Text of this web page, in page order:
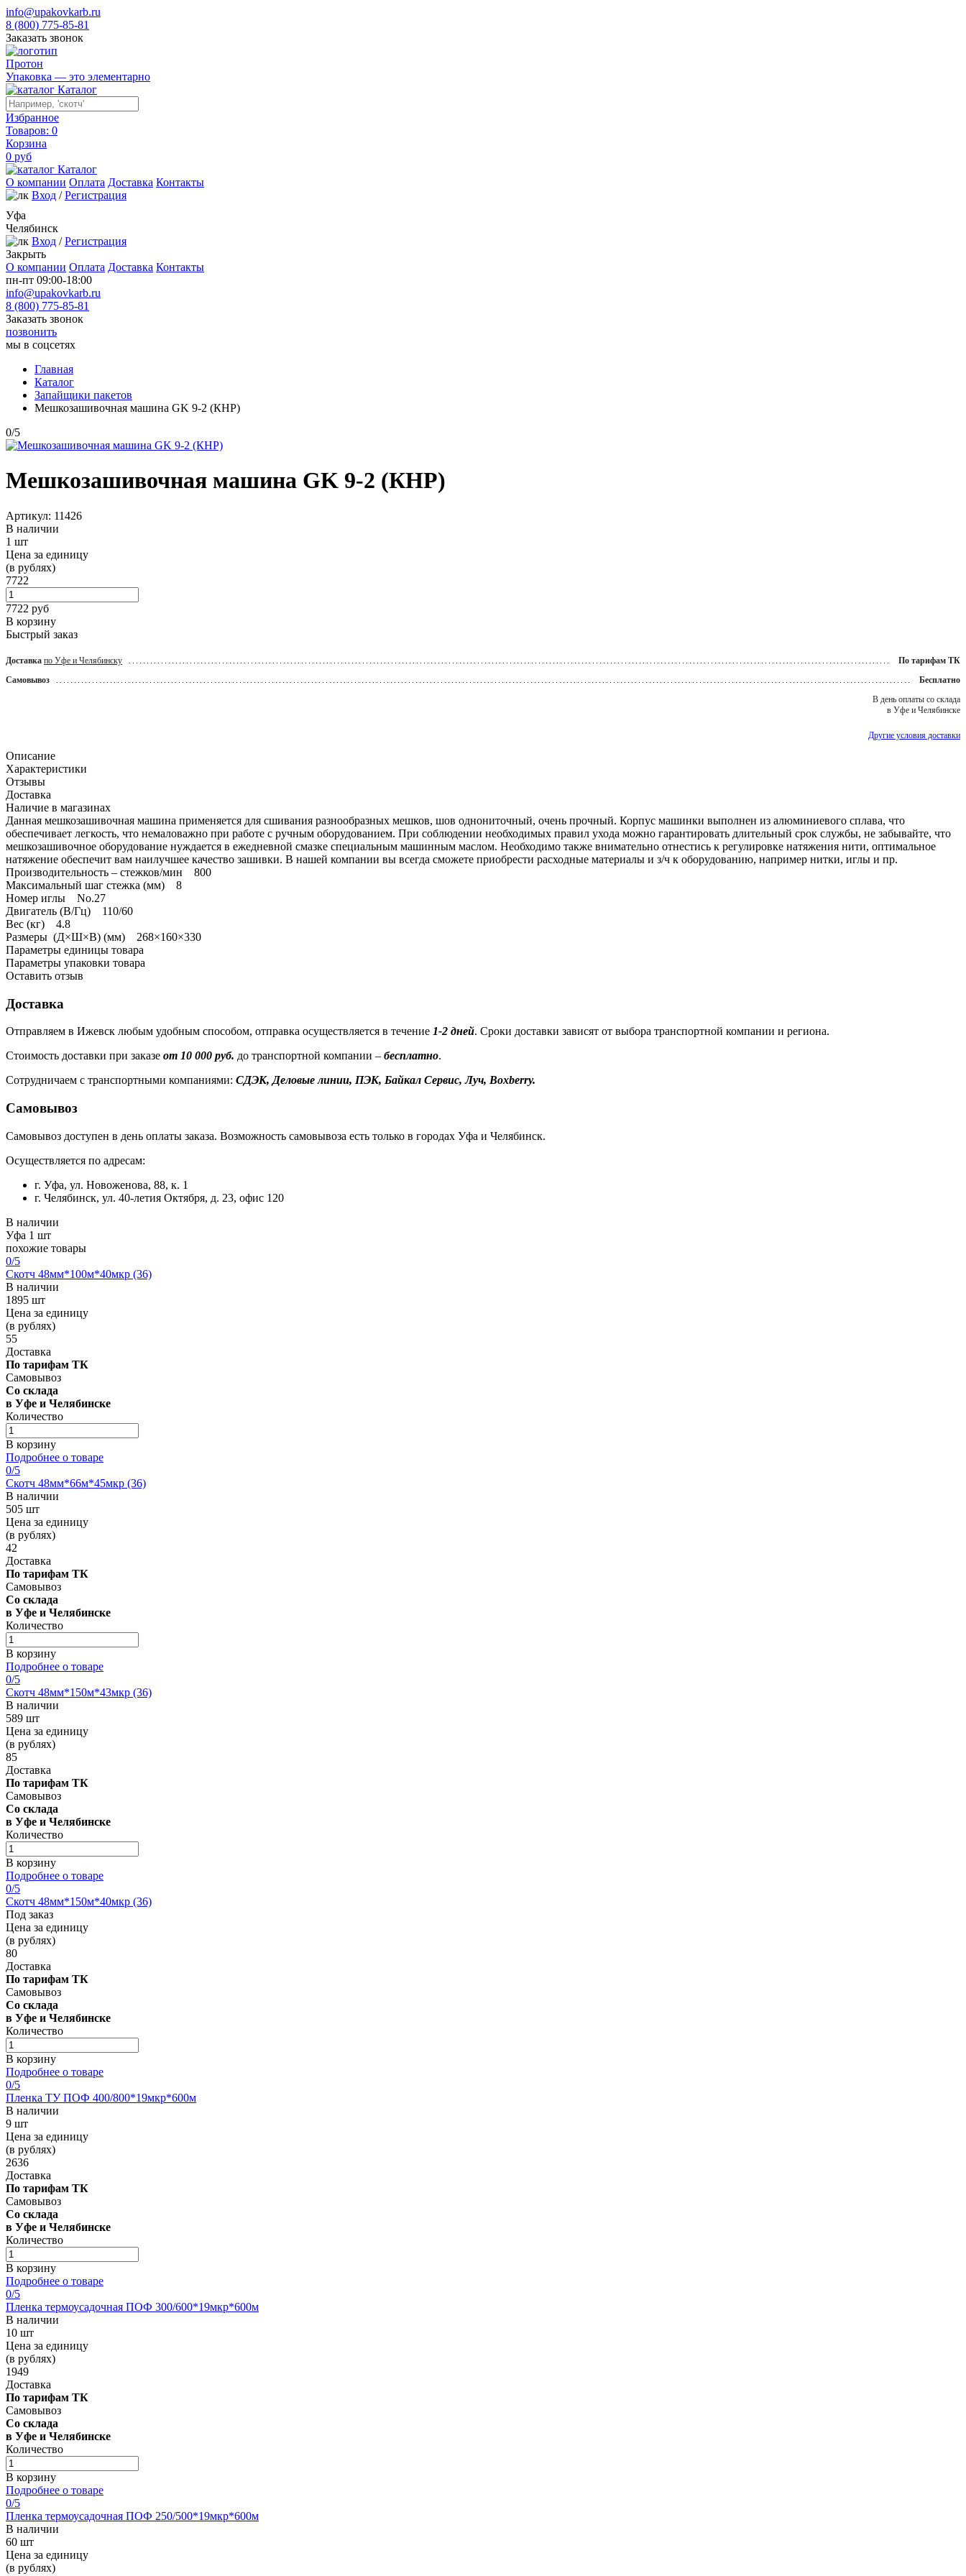
info@upakovkarb.ru
8 (800) 775-85-81
Заказать звонок
Протон
Упаковка — это элементарно
Каталог
Избранное
Товаров: 0
Корзина
0 руб
Каталог
О компании Оплата Доставка Контакты
Вход / Регистрация
Уфа
Челябинск
Вход / Регистрация
Закрыть
О компании Оплата Доставка Контакты
пн-пт 09:00-18:00
info@upakovkarb.ru
8 (800) 775-85-81
Заказать звонок
позвонить
мы в соцсетях
Главная
Каталог
Запайщики пакетов
Мешкозашивочная машина GK 9-2 (КНР)
0/5
Мешкозашивочная машина GK 9-2 (КНР)
Артикул: 11426
В наличии
1 шт
Цена за единицу
(в рублях)
7722
7722 руб
В корзину
Быстрый заказ
Доставка по Уфе и Челябинску
По тарифам ТК
Самовывоз
Бесплатно
В день оплаты со склада
в Уфе и Челябинске
Другие условия доставки
Описание
Характеристики
Отзывы
Доставка
Наличие в магазинах
Данная мешкозашивочная машина применяется для сшивания разнообразных мешков, шов однониточный, очень прочный. Корпус машинки выполнен из алюминиевого сплава, что
обеспечивает легкость, что немаловажно при работе с ручным оборудованием. При соблюдении необходимых правил ухода можно гарантировать длительный срок службы, не забывайте, что
мешкозашивочное оборудование нуждается в ежедневной смазке специальным машинным маслом. Необходимо также внимательно отнестись к регулировке натяжения нити, оптимальное
натяжение обеспечит вам наилучшее качество зашивки. В нашей компании вы всегда сможете приобрести расходные материалы и з/ч к оборудованию, например нитки, иглы и пр.
Производительность – стежков/мин 800
Максимальный шаг стежка (мм) 8
Номер иглы No.27
Двигатель (В/Гц) 110/60
Вес (кг) 4.8
Размеры (Д×Ш×В) (мм) 268×160×330
Параметры единицы товара
Параметры упаковки товара
Оставить отзыв
Доставка
Отправляем в Ижевск любым удобным способом, отправка осуществляется в течение 1-2 дней. Сроки доставки зависят от выбора транспортной компании и региона.
Стоимость доставки при заказе от 10 000 руб. до транспортной компании – бесплатно.
Сотрудничаем с транспортными компаниями: СДЭК, Деловые линии, ПЭК, Байкал Сервис, Луч, Boxberry.
Самовывоз
Самовывоз доступен в день оплаты заказа. Возможность самовывоза есть только в городах Уфа и Челябинск.
Осуществляется по адресам:
г. Уфа, ул. Новоженова, 88, к. 1
г. Челябинск, ул. 40-летия Октября, д. 23, офис 120
В наличии
Уфа 1 шт
похожие товары
0/5
Скотч 48мм*100м*40мкр (36)
В наличии
1895 шт
Цена за единицу
(в рублях)
55
Доставка
По тарифам ТК
Самовывоз
Со склада
в Уфе и Челябинске
Количество
В корзину
Подробнее о товаре
0/5
Скотч 48мм*66м*45мкр (36)
В наличии
505 шт
Цена за единицу
(в рублях)
42
Доставка
По тарифам ТК
Самовывоз
Со склада
в Уфе и Челябинске
Количество
В корзину
Подробнее о товаре
0/5
Скотч 48мм*150м*43мкр (36)
В наличии
589 шт
Цена за единицу
(в рублях)
85
Доставка
По тарифам ТК
Самовывоз
Со склада
в Уфе и Челябинске
Количество
В корзину
Подробнее о товаре
0/5
Скотч 48мм*150м*40мкр (36)
Под заказ
Цена за единицу
(в рублях)
80
Доставка
По тарифам ТК
Самовывоз
Со склада
в Уфе и Челябинске
Количество
В корзину
Подробнее о товаре
0/5
Пленка ТУ ПОФ 400/800*19мкр*600м
В наличии
9 шт
Цена за единицу
(в рублях)
2636
Доставка
По тарифам ТК
Самовывоз
Со склада
в Уфе и Челябинске
Количество
В корзину
Подробнее о товаре
0/5
Пленка термоусадочная ПОФ 300/600*19мкр*600м
В наличии
10 шт
Цена за единицу
(в рублях)
1949
Доставка
По тарифам ТК
Самовывоз
Со склада
в Уфе и Челябинске
Количество
В корзину
Подробнее о товаре
0/5
Пленка термоусадочная ПОФ 250/500*19мкр*600м
В наличии
60 шт
Цена за единицу
(в рублях)